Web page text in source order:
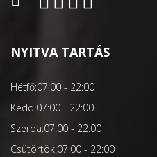
NYITVA TARTÁS
Hétfő:07:00 - 22:00
Kedd:07:00 - 22:00
Szerda:07:00 - 22:00
Csütörtök:07:00 - 22:00